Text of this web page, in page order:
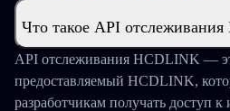
Что такое API
API отслеживания HCDLINK —
предоставляемый HCDLINK,
разработчикам получать доступ